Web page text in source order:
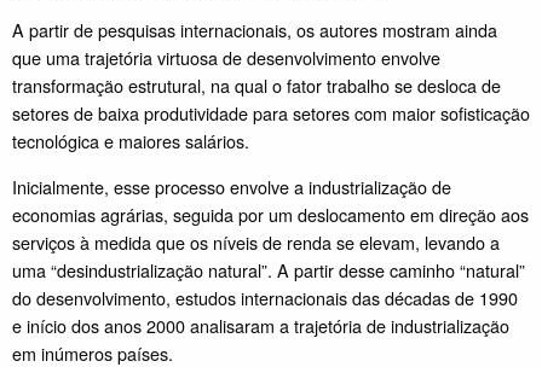
A partir de pesquisas internacionais, os autores mostram ainda
que uma trajetória virtuosa de desenvolvimento envolve
transformação estrutural, na qual o fator trabalho se desloca de
setores de baixa produtividade para setores com maior sofisticação
tecnológica e maiores salários.
Inicialmente, esse processo envolve a industrialização de
economias agrárias, seguida por um deslocamento em direção aos
serviços à medida que os níveis de renda se elevam, levando a
uma “desindustrialização natural”. A partir desse caminho “natural”
do desenvolvimento, estudos internacionais das décadas de 1990
e início dos anos 2000 analisaram a trajetória de industrialização
em inúmeros países.